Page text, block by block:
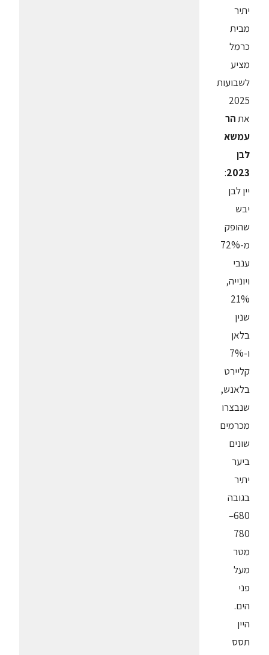
יתיר
מבית
כרמל
מציע
לשבועות
2025
אתהר
עמשא
לבן
2023
:
יין לבן
יבש
שהופק
מ-72%
ענבי
ויונייה,
21%
שנין
בלאן
ו-7%
קליירט
בלאנש,
שנבצרו
מכרמים
שונים
ביער
יתיר
בגובה
680–
780
מטר
מעל
פני
הים.
היין
תסס